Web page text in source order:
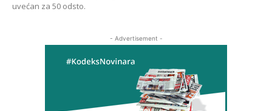
uvećan za 50 odsto.
- Advertisement -